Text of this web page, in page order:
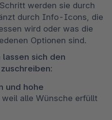
werden sie durch
durch Info-Icons, die
wird oder was die
Optionen sind.
sich den
und hohe
weil alle Wünsche erfüllt